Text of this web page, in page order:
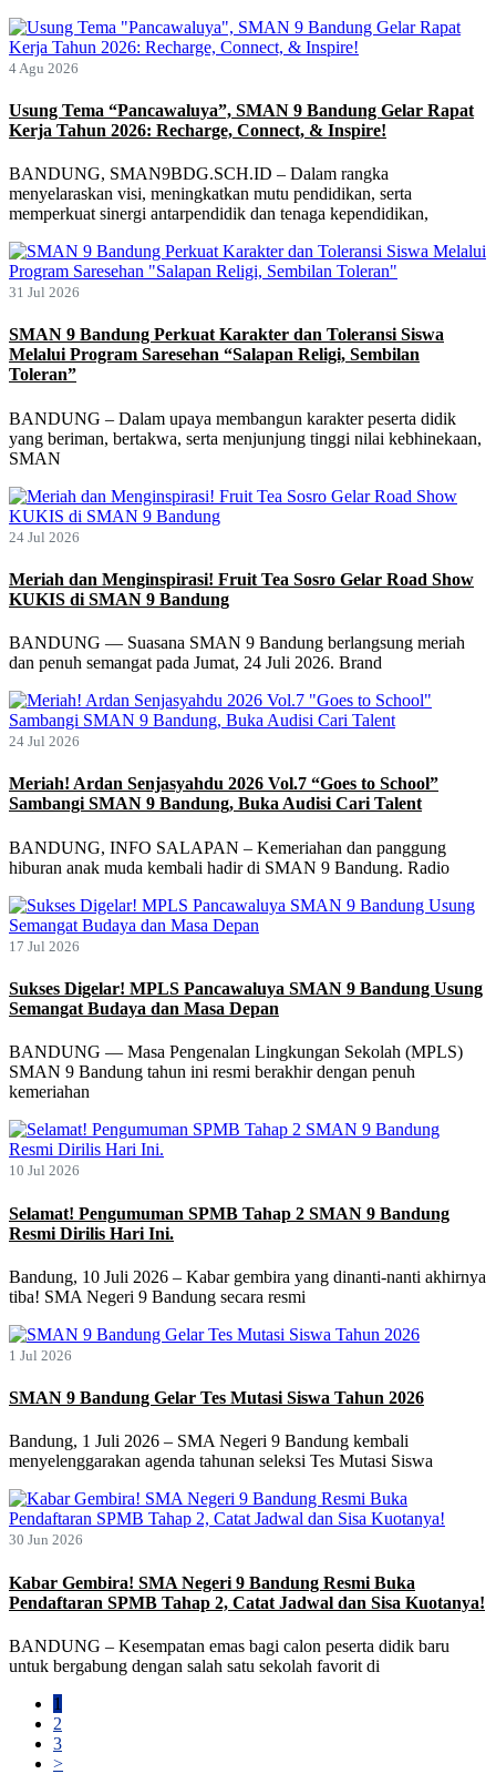
4 Agu 2026
Usung Tema “Pancawaluya”, SMAN 9 Bandung Gelar Rapat
Kerja Tahun 2026: Recharge, Connect, & Inspire!
BANDUNG, SMAN9BDG.SCH.ID – Dalam rangka
menyelaraskan visi, meningkatkan mutu pendidikan, serta
memperkuat sinergi antarpendidik dan tenaga kependidikan,
31 Jul 2026
SMAN 9 Bandung Perkuat Karakter dan Toleransi Siswa
Melalui Program Saresehan “Salapan Religi, Sembilan
Toleran”
BANDUNG – Dalam upaya membangun karakter peserta didik
yang beriman, bertakwa, serta menjunjung tinggi nilai kebhinekaan,
SMAN
24 Jul 2026
Meriah dan Menginspirasi! Fruit Tea Sosro Gelar Road Show
KUKIS di SMAN 9 Bandung
BANDUNG — Suasana SMAN 9 Bandung berlangsung meriah
dan penuh semangat pada Jumat, 24 Juli 2026. Brand
24 Jul 2026
Meriah! Ardan Senjasyahdu 2026 Vol.7 “Goes to School”
Sambangi SMAN 9 Bandung, Buka Audisi Cari Talent
BANDUNG, INFO SALAPAN – Kemeriahan dan panggung
hiburan anak muda kembali hadir di SMAN 9 Bandung. Radio
17 Jul 2026
Sukses Digelar! MPLS Pancawaluya SMAN 9 Bandung Usung
Semangat Budaya dan Masa Depan
BANDUNG — Masa Pengenalan Lingkungan Sekolah (MPLS)
SMAN 9 Bandung tahun ini resmi berakhir dengan penuh
kemeriahan
10 Jul 2026
Selamat! Pengumuman SPMB Tahap 2 SMAN 9 Bandung
Resmi Dirilis Hari Ini.
Bandung, 10 Juli 2026 – Kabar gembira yang dinanti-nanti akhirnya
tiba! SMA Negeri 9 Bandung secara resmi
1 Jul 2026
SMAN 9 Bandung Gelar Tes Mutasi Siswa Tahun 2026
Bandung, 1 Juli 2026 – SMA Negeri 9 Bandung kembali
menyelenggarakan agenda tahunan seleksi Tes Mutasi Siswa
30 Jun 2026
Kabar Gembira! SMA Negeri 9 Bandung Resmi Buka
Pendaftaran SPMB Tahap 2, Catat Jadwal dan Sisa Kuotanya!
BANDUNG – Kesempatan emas bagi calon peserta didik baru
untuk bergabung dengan salah satu sekolah favorit di
1
2
3
>